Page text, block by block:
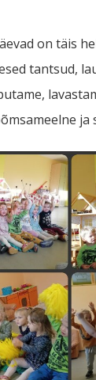
on täis
tantsud,
ja